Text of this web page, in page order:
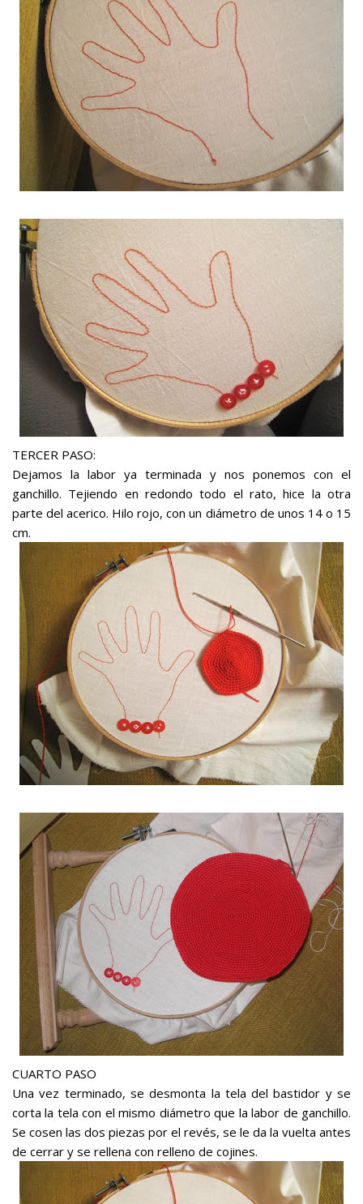
TERCER PASO:
Dejamos la labor ya terminada y nos ponemos con el
ganchillo. Tejiendo en redondo todo el rato, hice la otra
parte del acerico. Hilo rojo, con un diámetro de unos 14 o 15
cm.
CUARTO PASO
Una vez terminado, se desmonta la tela del bastidor y se
corta la tela con el mismo diámetro que la labor de ganchillo.
Se cosen las dos piezas por el revés, se le da la vuelta antes
de cerrar y se rellena con relleno de cojines.